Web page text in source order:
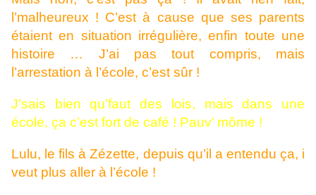
l’malheureux ! C’est à cause que ses parents
étaient en situation irrégulière, enfin toute une
histoire … J’ai pas tout compris, mais
l’arrestation à l’école, c’est sûr !
J’sais bien qu’faut des lois, mais dans une
école, ça c’est fort de café ! Pauv’ môme !
Lulu, le fils à Zézette, depuis qu’il a entendu ça, i
veut plus aller à l’école !